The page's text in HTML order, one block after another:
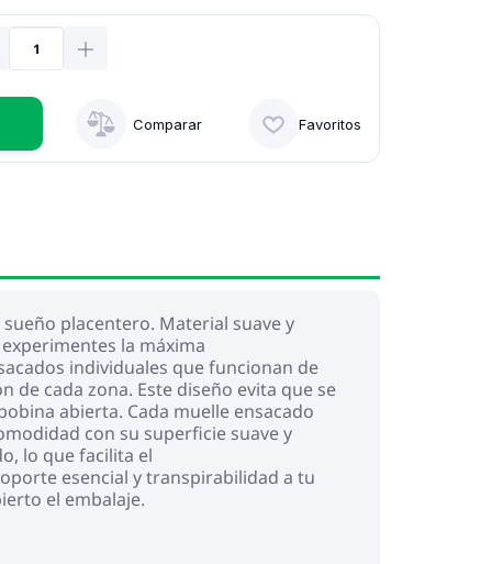
Favoritos
Comparar
placentero. Material suave y
la máxima
individuales que funcionan de
cada zona. Este diseño evita que se
abierta. Cada muelle ensacado
con su superficie suave y
lo que facilita el
esencial y transpirabilidad a tu
el embalaje.